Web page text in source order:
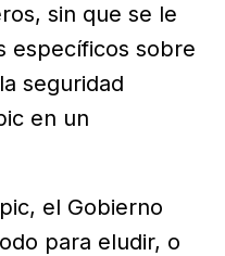
sin que se le
específicos sobre
seguridad
en un
el Gobierno
para eludir, o